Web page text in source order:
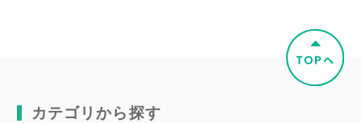
カテゴリから探す